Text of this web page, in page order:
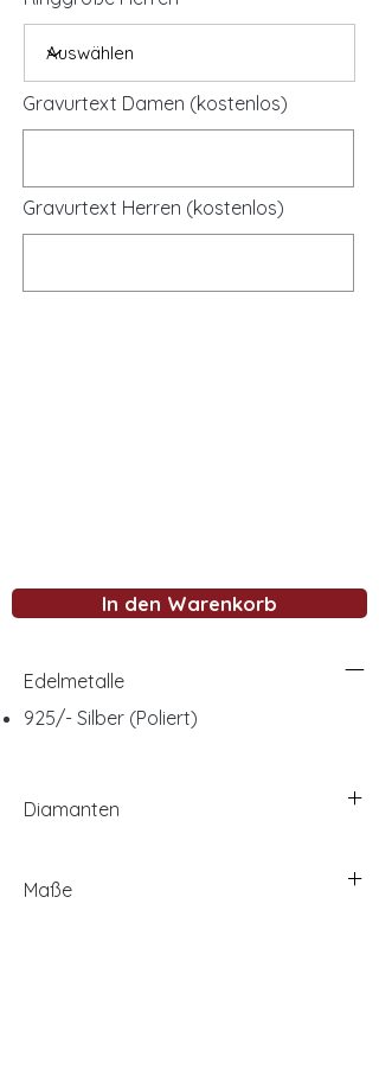
Gravurtext Damen (kostenlos)
Gravurtext Herren (kostenlos)
In den Warenkorb
Edelmetalle
925/- Silber (Poliert)
Diamanten
Maße